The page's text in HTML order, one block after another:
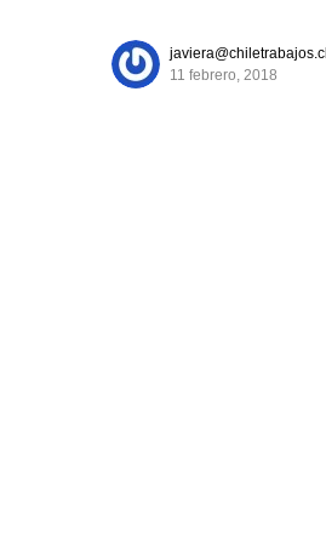
javiera@chiletrabajos.cl
11 febrero, 2018